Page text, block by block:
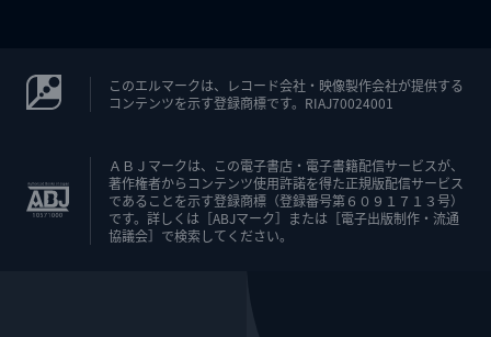
このエルマークは、レコード会社・映像製作会社が提供する
コンテンツを示す登録商標です。RIAJ70024001
ＡＢＪマークは、この電子書店・電子書籍配信サービスが、
著作権者からコンテンツ使用許諾を得た正規版配信サービス
であることを示す登録商標（登録番号第６０９１７１３号）
です。詳しくは［ABJマーク］または［電子出版制作・流通
協議会］で検索してください。